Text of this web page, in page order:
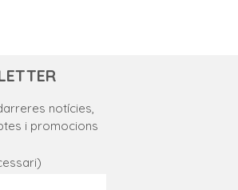
notícies,
i promocions